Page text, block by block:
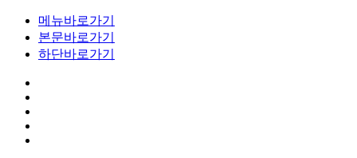
메뉴바로가기
본문바로가기
하단바로가기